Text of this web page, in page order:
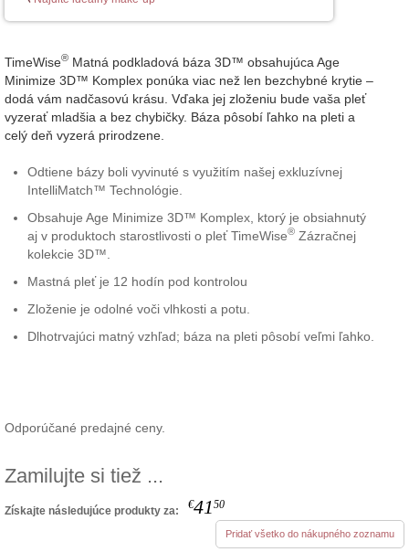
TimeWise® Matná podkladová báza 3D™ obsahujúca Age
Minimize 3D™ Komplex ponúka viac než len bezchybné krytie –
dodá vám nadčasovú krásu. Vďaka jej zloženiu bude vaša pleť
vyzerať mladšia a bez chybičky. Báza pôsobí ľahko na pleti a
celý deň vyzerá prirodzene.
Odtiene bázy boli vyvinuté s využitím našej exkluzívnej
IntelliMatch™ Technológie.
Obsahuje Age Minimize 3D™ Komplex, ktorý je obsiahnutý
aj v produktoch starostlivosti o pleť TimeWise® Zázračnej
kolekcie 3D™.
Mastná pleť je 12 hodín pod kontrolou
Zloženie je odolné voči vlhkosti a potu.
Dlhotrvajúci matný vzhľad; báza na pleti pôsobí veľmi ľahko.
Odporúčané predajné ceny.
Zamilujte si tiež ...
Získajte následujúce produkty za: €41 50
Pridať všetko do nákupného zoznamu